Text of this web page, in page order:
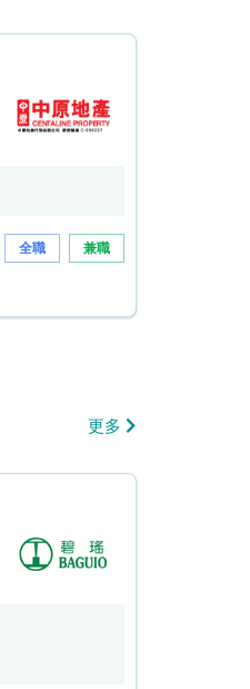
全職 兼職
更多